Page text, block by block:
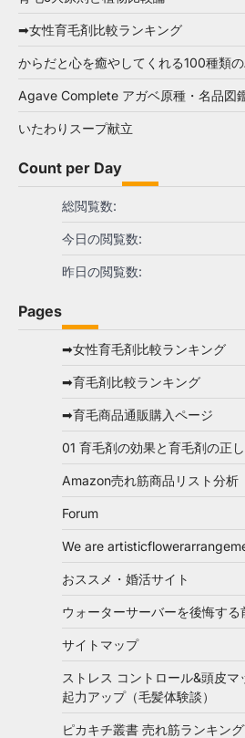
➡女性育毛剤比較ランキング
からだと心を癒やしてくれる100種類
Agave Complete アガベ原種・名品図
いたわりスープ献立
Count per Day
総閲覧数:
今日の閲覧数:
昨日の閲覧数:
Pages
➡女性育毛剤比較ランキング
➡育毛剤比較ランキング
➡育毛商品通販購入ページ
01 育毛剤の効果と育毛剤の正
Amazon売れ筋商品リスト分析
Forum
We are
おススメ・婚活サイト
ウォーターサーバーを後悔する
サイトマップ
ストレス コントロール&頭皮
起力アップ（毛髪体験談）
ピカキチ叢書 売れ筋ランキン